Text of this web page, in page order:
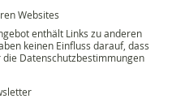
Websites
enthält Links zu anderen
keinen Einfluss darauf, dass
Datenschutzbestimmungen